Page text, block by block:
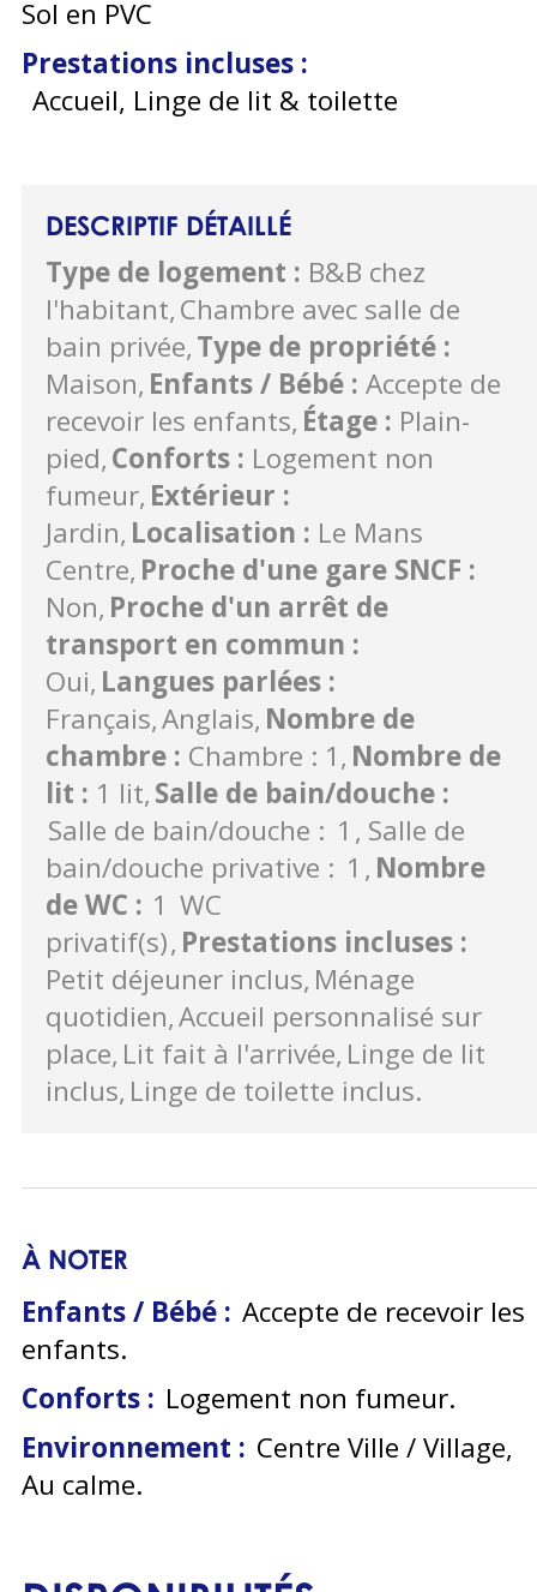
Sol en PVC
Prestations incluses :
Accueil, Linge de lit & toilette
DESCRIPTIF DÉTAILLÉ
Type de logement : B&B chez
l'habitant Chambre avec salle de
bain privée Type de propriété :
Maison Enfants / Bébé : Accepte de
recevoir les enfants Étage : Plain-
pied Conforts : Logement non
fumeur Extérieur :
Jardin Localisation : Le Mans
Centre Proche d'une gare SNCF :
Non Proche d'un arrêt de
transport en commun :
Oui Langues parlées :
Français Anglais Nombre de
chambre : Chambre : 1 Nombre de
lit : 1 lit Salle de bain/douche :
Salle de bain/douche : 1
Salle de
bain/douche privative : 1 Nombre
de WC : 1 WC
privatif(s) Prestations incluses :
Petit déjeuner inclus Ménage
quotidien Accueil personnalisé sur
place Lit fait à l'arrivée Linge de lit
inclus Linge de toilette inclus
À NOTER
Enfants / Bébé : Accepte de recevoir les
enfants
Conforts : Logement non fumeur
Environnement : Centre Ville / Village
Au calme